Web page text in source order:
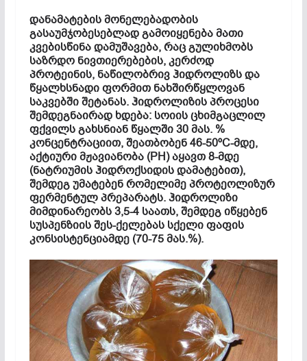
დანამატების მონელებადობის
გასაუმჯობესებლად გამოიყენება მათი
კვებისწინა დამუშავება, რაც გულიხმობს
საზრდო ნივთიერებების, კერძოდ
პროტეინის, ნაწილობრივ ჰიდროლიზს და
წყალხსნადი ფორმით ნახშირწყლოვან
საკვებში შეტანას. ჰიდროლიზის პროცესი
შემდეგნაირად ხდება: სოიის ცხიმგაცლილ
ფქვილს გახსნიან წყალში 30 მას. %
კონცენტრაციით, შეათბობენ 46-50ºC-მდე,
აქტიური მჟავიანობა (PH) აყავთ 8-მდე
(ნატრიუმის ჰიდროქსიდის დამატებით),
შემდეგ უმატებენ რომელიმე პროტეოლიზურ
ფერმენტულ პრეპარატს. ჰიდროლიზი
მიმდინარეობს 3,5-4 საათს, შემდეგ იწყებენ
სუსპენზიის შეს-ქელებას სქელი ფაფის
კონსისტენციამდე (70-75 მას.%).